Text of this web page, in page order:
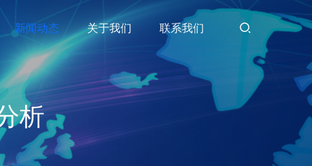
新闻动态 关于我们 联系我们
析